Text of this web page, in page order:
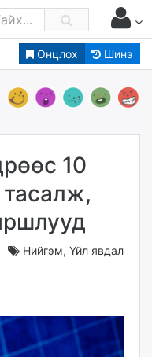
Онцлох Шинэ
10
тасалж,
Нийгэм, Үйл явдал